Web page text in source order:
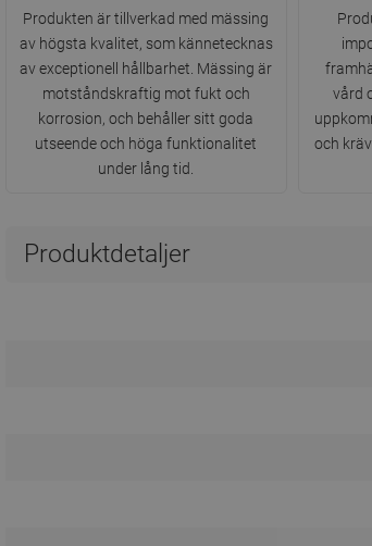
Produkten är tillverkad med mässing
av högsta kvalitet, som kännetecknas
av exceptionell hållbarhet. Mässing är
motståndskraftig mot fukt och
korrosion, och behåller sitt goda
utseende och höga funktionalitet
under lång tid.
vård
och
Produktdetaljer